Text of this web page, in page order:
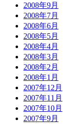
2008年9月
2008年7月
2008年6月
2008年5月
2008年4月
2008年3月
2008年2月
2008年1月
2007年12月
2007年11月
2007年10月
2007年9月